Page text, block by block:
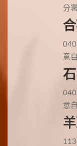
分署
意
意